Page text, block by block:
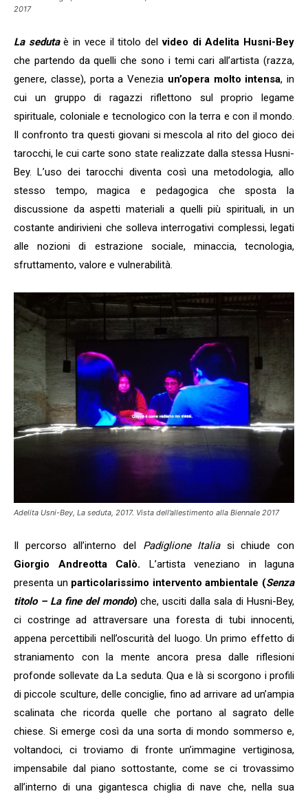
2017
La sedutaè in vece il titolo delvideo di Adelita Husni-Bey
che partendo da quelli che sono i temi cari all’artista (razza,
genere, classe), porta a Venezia un’opera molto intensa, in
cui un gruppo di ragazzi riflettono sul proprio legame
spirituale, coloniale e tecnologico con la terra e con il mondo.
Il confronto tra questi giovani si mescola al rito del gioco dei
tarocchi, le cui carte sono state realizzate dalla stessa Husni-
Bey. L’uso dei tarocchi diventa così una metodologia, allo
stesso tempo, magica e pedagogica che sposta la
discussione da aspetti materiali a quelli più spirituali, in un
costante andirivieni che solleva interrogativi complessi, legati
alle nozioni di estrazione sociale, minaccia, tecnologia,
sfruttamento, valore e vulnerabilità.
Adelita Usni-Bey, La seduta, 2017. Vista dell’allestimento alla Biennale 2017
Il percorso all’interno del Padiglione Italiasi chiude con
Giorgio Andreotta Calò. L’artista veneziano in laguna
presenta un particolarissimo intervento ambientale (Senza
titolo – La fine del mondo) che, usciti dalla sala di Husni-Bey,
ci costringe ad attraversare una foresta di tubi innocenti,
appena percettibili nell’oscurità del luogo. Un primo effetto di
straniamento con la mente ancora presa dalle riflesioni
profonde sollevate da La seduta. Qua e là si scorgono i profili
di piccole sculture, delle conciglie, fino ad arrivare ad un’ampia
scalinata che ricorda quelle che portano al sagrato delle
chiese. Si emerge così da una sorta di mondo sommerso e,
voltandoci, ci troviamo di fronte un’immagine vertiginosa,
impensabile dal piano sottostante, come se ci trovassimo
all’interno di una gigantesca chiglia di nave che, nella sua